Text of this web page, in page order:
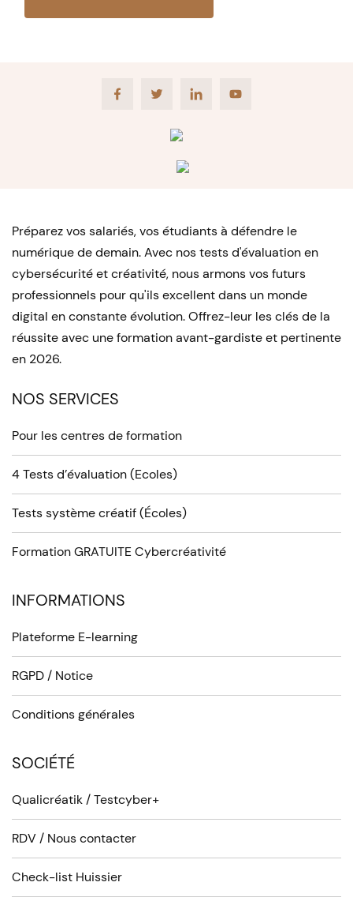
FacebookTwitter LinkedIn Youtube
Préparez vos salariés, vos étudiants à défendre le
numérique de demain. Avec nos tests d'évaluation en
cybersécurité et créativité, nous armons vos futurs
professionnels pour qu'ils excellent dans un monde
digital en constante évolution. Offrez-leur les clés de la
réussite avec une formation avant-gardiste et pertinente
en 2026.
NOS SERVICES
Pour les centres de formation
4 Tests d’évaluation (Ecoles)
Tests système créatif (Écoles)
Formation GRATUITE Cybercréativité
INFORMATIONS
Plateforme E-learning
RGPD / Notice
Conditions générales
SOCIÉTÉ
Qualicréatik / Testcyber+
RDV / Nous contacter
Check-list Huissier